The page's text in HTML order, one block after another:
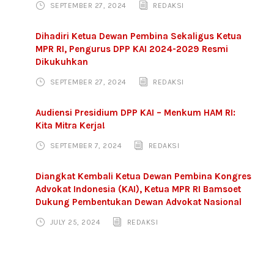
SEPTEMBER 27, 2024 REDAKSI
Dihadiri Ketua Dewan Pembina Sekaligus Ketua
MPR RI, Pengurus DPP KAI 2024-2029 Resmi
Dikukuhkan
SEPTEMBER 27, 2024 REDAKSI
Audiensi Presidium DPP KAI – Menkum HAM RI:
Kita Mitra Kerja!
SEPTEMBER 7, 2024 REDAKSI
Diangkat Kembali Ketua Dewan Pembina Kongres
Advokat Indonesia (KAI), Ketua MPR RI Bamsoet
Dukung Pembentukan Dewan Advokat Nasional
JULY 25, 2024 REDAKSI